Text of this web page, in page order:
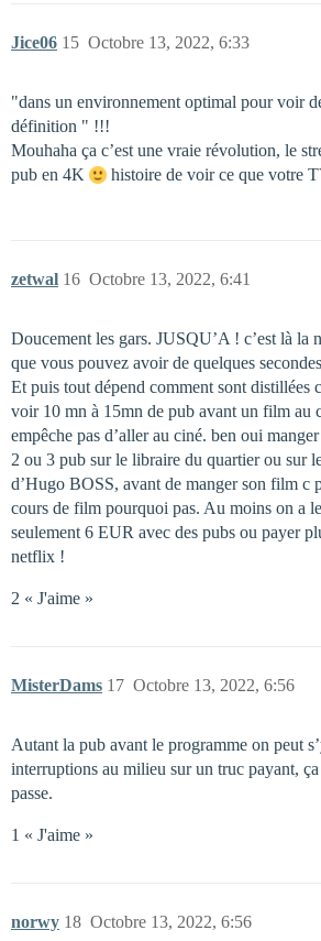
Jice06 Octobre 13, 2022, 6:33
15
"dans un environnement optimal pour voir
définition " !!!
Mouhaha ça c’est une vraie révolution, le
pub en 4K
histoire de voir ce que votre
zetwal Octobre 13, 2022, 6:41
16
Doucement les gars. JUSQU’A ! c’est là la
que vous pouvez avoir de quelques
Et puis tout dépend comment sont distillées
voir 10 mn à 15mn de pub avant un film au
empêche pas d’aller au ciné. ben oui
2 ou 3 pub sur le libraire du quartier ou sur
d’Hugo BOSS, avant de manger son film c
cours de film pourquoi pas. Au moins on a
seulement 6 EUR avec des pubs ou payer
netflix !
2 « J'aime »
MisterDams Octobre 13, 2022, 6:56
17
Autant la pub avant le programme on peut
interruptions au milieu sur un truc payant,
passe.
1 « J'aime »
norwy Octobre 13, 2022, 6:56
18